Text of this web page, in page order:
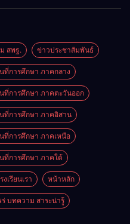
ชุมชน สร้างผู้
ศึกษาสู่
อนาคต
สพฐ. ข่าวประชาสัมพันธ์
ที่การศึกษา ภาคกลาง
ที่การศึกษา ภาคตะวันออก
ที่การศึกษา ภาคอิสาน
ที่การศึกษา ภาคเหนือ
ที่การศึกษา ภาคใต้
งเรียนเรา หน้าหลัก
ร่ บทความ สาระน่ารู้